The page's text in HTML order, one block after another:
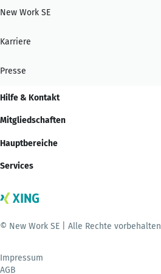
New Work SE
Karriere
Presse
Hilfe & Kontakt
Mitgliedschaften
Hauptbereiche
Services
© New Work SE | Alle Rechte vorbehalten
Impressum
AGB